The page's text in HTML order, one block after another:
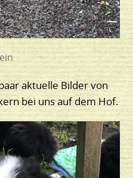
aktuelle Bilder von
bei uns auf dem Hof.